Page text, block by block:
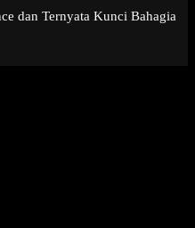
dan Ternyata Kunci Bahagia